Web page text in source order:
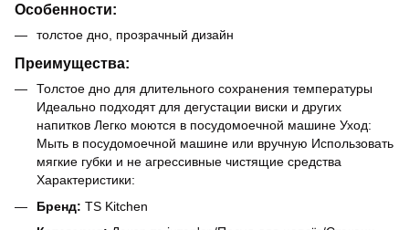
Особенности:
толстое дно, прозрачный дизайн
Преимущества:
Толстое дно для длительного сохранения температуры
Идеально подходят для дегустации виски и других
напитков Легко моются в посудомоечной машине Уход:
Мыть в посудомоечной машине или вручную Использовать
мягкие губки и не агрессивные чистящие средства
Характеристики:
Бренд: TS Kitchen